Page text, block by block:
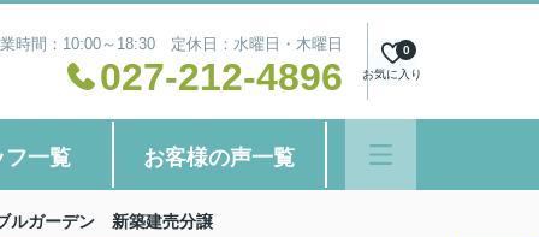
時間：10:00～18:30 定休日：水曜日・木曜日
027-212-4896 お気に入り
0
フ一覧 お客様の声一覧
ルガーデン 新築建売分譲